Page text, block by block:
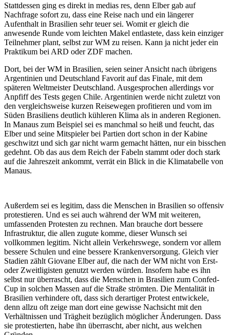
Stattdessen ging es direkt in medias res, denn Elber gab auf
Nachfrage sofort zu, dass eine Reise nach und ein längerer
Aufenthalt in Brasilien sehr teuer sei. Womit er gleich die
anwesende Runde vom leichten Makel entlastete, dass kein einziger
Teilnehmer plant, selbst zur WM zu reisen. Kann ja nicht jeder ein
Praktikum bei ARD oder ZDF machen.
Dort, bei der WM in Brasilien, seien seiner Ansicht nach übrigens
Argentinien und Deutschland Favorit auf das Finale, mit dem
späteren Weltmeister Deutschland. Ausgesprochen allerdings vor
Anpfiff des Tests gegen Chile. Argentinien werde nicht zuletzt von
den vergleichsweise kurzen Reisewegen profitieren und vom im
Süden Brasiliens deutlich kühleren Klima als in anderen Regionen.
In Manaus zum Beispiel sei es manchmal so heiß und feucht, das
Elber und seine Mitspieler bei Partien dort schon in der Kabine
geschwitzt und sich gar nicht warm gemacht hätten, nur ein bisschen
gedehnt. Ob das aus dem Reich der Fabeln stammt oder doch stark
auf die Jahreszeit ankommt, verrät ein Blick in die Klimatabelle von
Manaus.
Außerdem sei es legitim, dass die Menschen in Brasilien so offensiv
protestieren. Und es sei auch während der WM mit weiteren,
umfassenden Protesten zu rechnen. Man brauche dort bessere
Infrastruktur, die allen zugute komme, dieser Wunsch sei
vollkommen legitim. Nicht allein Verkehrswege, sondern vor allem
bessere Schulen und eine bessere Krankenversorgung. Gleich vier
Stadien zählt Giovane Elber auf, die nach der WM nicht von Erst-
oder Zweitligisten genutzt werden würden. Insofern habe es ihn
selbst nur überrascht, dass die Menschen in Brasilien zum Confed-
Cup in solchen Massen auf die Straße strömten. Die Mentalität in
Brasilien verhindere oft, dass sich derartiger Protest entwickele,
denn allzu oft zeige man dort eine gewisse Nachsicht mit den
Verhältnissen und Trägheit bezüglich möglicher Änderungen. Dass
sie protestierten, habe ihn überrascht, aber nicht, aus welchen